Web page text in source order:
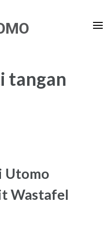
tangan
Utomo
Wastafel